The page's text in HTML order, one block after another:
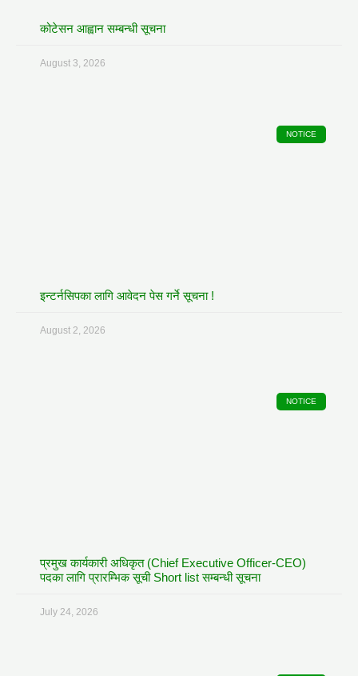
कोटेसन आह्वान सम्बन्धी सूचना
August 3, 2026
NOTICE
इन्टर्नसिपका लागि आवेदन पेस गर्ने सूचना !
August 2, 2026
NOTICE
प्रमुख कार्यकारी अधिकृत (Chief Executive Officer-CEO)
पदका लागि प्रारम्भिक सूची Short list सम्बन्धी सूचना
July 24, 2026